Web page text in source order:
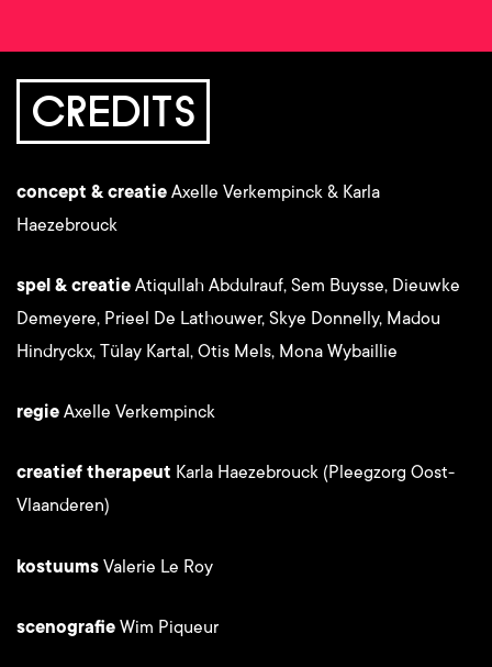
CREDITS
concept & creatie Axelle Verkempinck & Karla
Haezebrouck
spel & creatie Atiqullah Abdulrauf, Sem Buysse, Dieuwke
Demeyere, Prieel De Lathouwer, Skye Donnelly, Madou
Hindryckx, Tülay Kartal, Otis Mels, Mona Wybaillie
regie Axelle Verkempinck
creatief therapeut Karla Haezebrouck (Pleegzorg Oost-
Vlaanderen)
kostuums Valerie Le Roy
scenografie Wim Piqueur